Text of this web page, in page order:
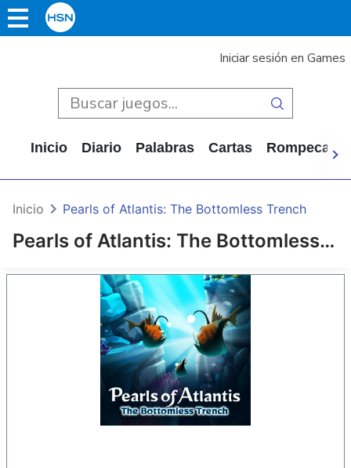
Iniciar sesión en Games
Inicio Diario Palabras Cartas
Pearls of Atlantis: The Bottomless Trench
Inicio Pearls of Atlantis: The Bottomless Trench